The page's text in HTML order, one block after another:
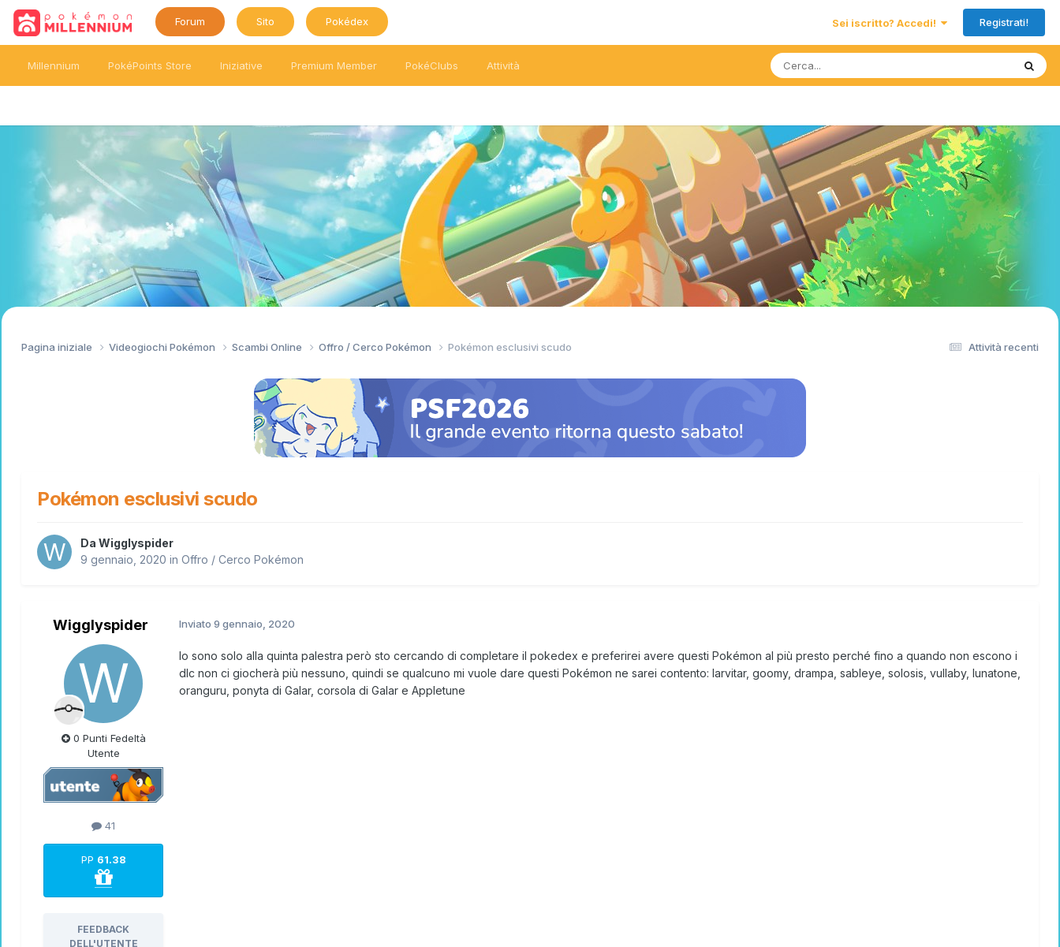
Forum Sito Pokédex Sei iscritto? Accedi! Registrati!
Millennium PokéPoints Store Iniziative Premium Member PokéClubs Attività
Attività recenti
Pagina iniziale Videogiochi Pokémon Scambi Online Offro / Cerco Pokémon Pokémon esclusivi scudo
Pokémon esclusivi scudo
Da Wigglyspider
9 gennaio, 2020 in Offro / Cerco Pokémon
Wigglyspider
0 Punti Fedeltà
Utente
41
PP 61.38
FEEDBACK
DELL'UTENTE
Inviato 9 gennaio, 2020
Io sono solo alla quinta palestra però sto cercando di completare il pokedex e preferirei avere questi Pokémon al più presto perché fino a quando non escono i
dlc non ci giocherà più nessuno, quindi se qualcuno mi vuole dare questi Pokémon ne sarei contento: larvitar, goomy, drampa, sableye, solosis, vullaby, lunatone,
oranguru, ponyta di Galar, corsola di Galar e Appletune